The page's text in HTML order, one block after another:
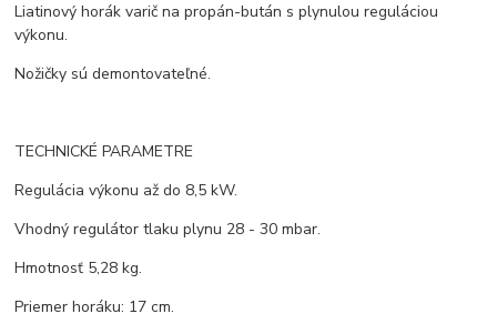
Liatinový horák varič na propán-bután s plynulou reguláciou
výkonu.
Nožičky sú demontovateľné.
TECHNICKÉ PARAMETRE
Regulácia výkonu až do 8,5 kW.
Vhodný regulátor tlaku plynu 28 - 30 mbar.
Hmotnosť 5,28 kg.
Priemer horáku: 17 cm.